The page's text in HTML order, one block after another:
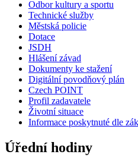
Odbor kultury a sportu
Technické služby
Městská policie
Dotace
JSDH
Hlášení závad
Dokumenty ke stažení
Digitální povodňový plán
Czech POINT
Profil zadavatele
Životní situace
Informace poskytnuté dle
Úřední hodiny